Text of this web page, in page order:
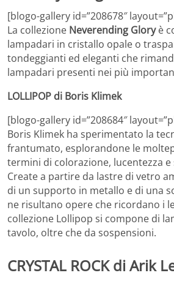
[blogo-gallery id=”208678″
La collezione Neverending Gloryè
lampadari in cristallo opale o
tondeggianti ed eleganti che
lampadari presenti nei più
LOLLIPOP di Boris Klimek
[blogo-gallery id=”208684″
Boris Klimek ha sperimentato la
frantumato, esplorandone le
termini di colorazione, lucentezza
Create a partire da lastre di vetro
di un supporto in metallo e di una
ne risultano opere che ricordano i
collezione Lollipop si compone di
tavolo, oltre che da sospensioni.
CRYSTAL ROCK di Arik